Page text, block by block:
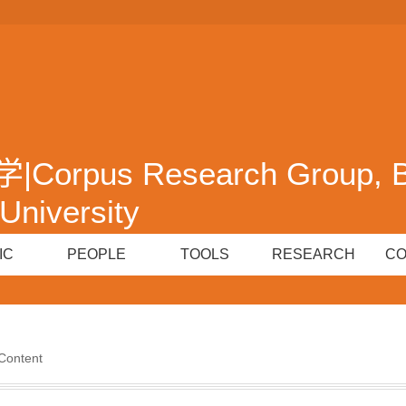
|Corpus Research Group,
PEOPLE TOOLS RESEARCH